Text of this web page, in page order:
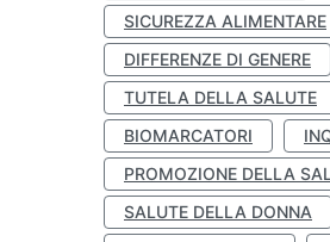
SICUREZZA ALIMENTARE
DIFFERENZE DI GENERE
TUTELA DELLA SALUTE
BIOMARCATORI
PROMOZIONE DELLA
SALUTE DELLA DONNA